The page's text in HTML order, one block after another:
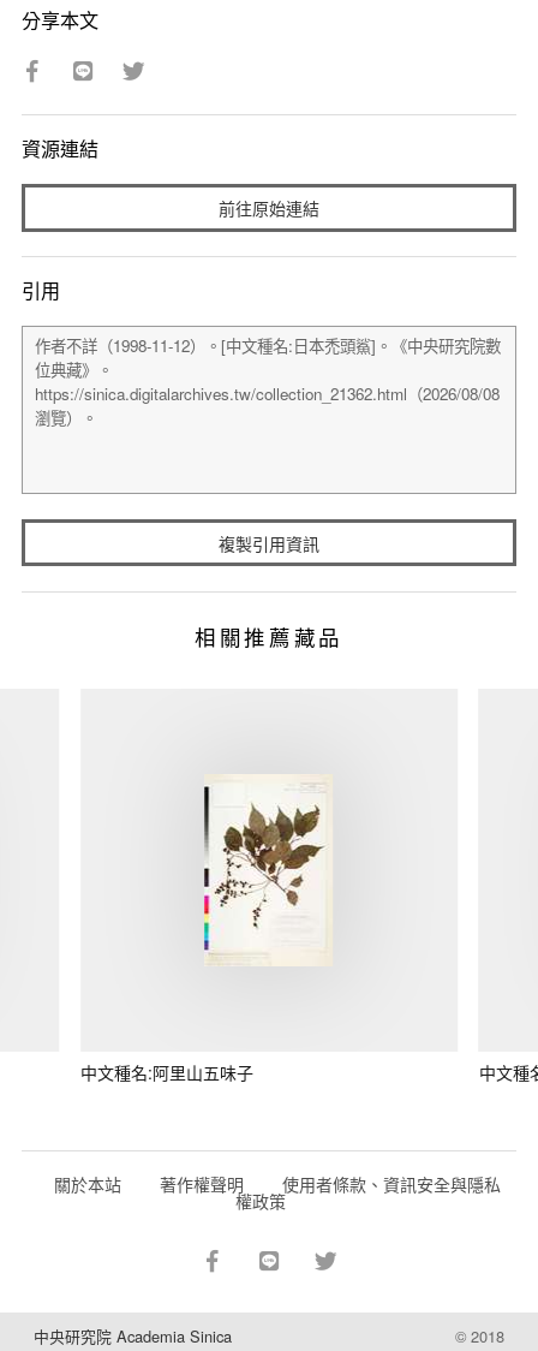
分享本文
資源連結
前往原始連結
引用
複製引用資訊
相關推薦藏品
中文種名:阿里山五味子 中文種
關於本站 著作權聲明 使用者條款、資訊安全與隱私
權政策
中央研究院 Academia Sinica © 2018